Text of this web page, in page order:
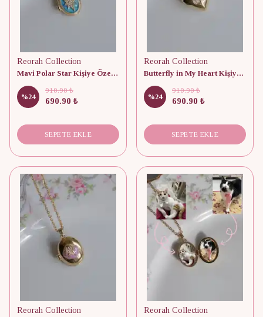
Reorah Collection
Mavi Polar Star Kişiye Özel Fotoğraflı Kapaklı Kolye
%24
910.90 ₺
690.90 ₺
SEPETE EKLE
Reorah Collection
Butterfly in My Heart Kişiye Özel Fotoğraflı Kapaklı Kolye
%24
910.90 ₺
690.90 ₺
SEPETE EKLE
Reorah Collection
Reorah Collection